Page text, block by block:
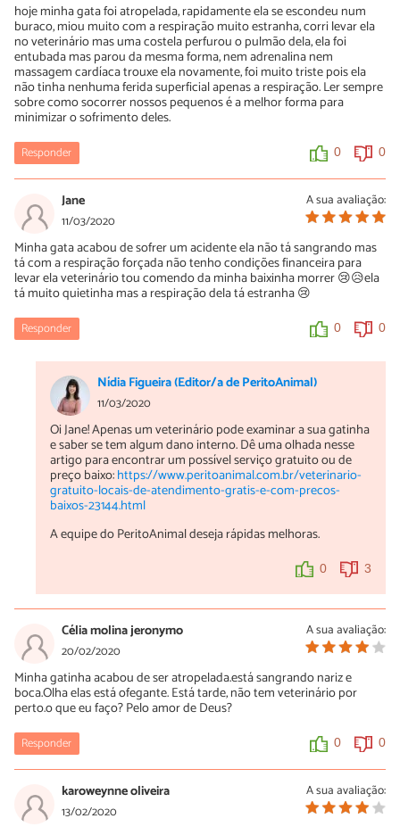
hoje minha gata foi atropelada, rapidamente ela se escondeu num
buraco, miou muito com a respiração muito estranha, corri levar ela
no veterinário mas uma costela perfurou o pulmão dela, ela foi
entubada mas parou da mesma forma, nem adrenalina nem
massagem cardíaca trouxe ela novamente, foi muito triste pois ela
não tinha nenhuma ferida superficial apenas a respiração. Ler sempre
sobre como socorrer nossos pequenos é a melhor forma para
minimizar o sofrimento deles.
Responder 0 0
A sua avaliação:
Jane
11/03/2020
Minha gata acabou de sofrer um acidente ela não tá sangrando mas
tá com a respiração forçada não tenho condições financeira para
levar ela veterinário tou comendo da minha baixinha morrer 😢😥ela
tá muito quietinha mas a respiração dela tá estranha 😢
Responder 0 0
Nídia Figueira (Editor/a de PeritoAnimal)
11/03/2020
Oi Jane! Apenas um veterinário pode examinar a sua gatinha
e saber se tem algum dano interno. Dê uma olhada nesse
artigo para encontrar um possível serviço gratuito ou de
preço baixo:https://www.peritoanimal.com.br/veterinario-
gratuito-locais-de-atendimento-gratis-e-com-precos-
baixos-23144.html
A equipe do PeritoAnimal deseja rápidas melhoras.
0 3
A sua avaliação:
Célia molina jeronymo
20/02/2020
Minha gatinha acabou de ser atropelada.está sangrando nariz e
boca.Olha elas está ofegante. Está tarde, não tem veterinário por
perto.o que eu faço? Pelo amor de Deus?
Responder 0 0
A sua avaliação:
karoweynne oliveira
13/02/2020